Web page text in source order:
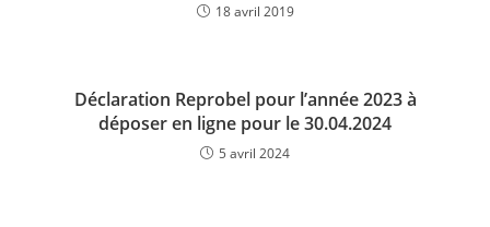
18 avril 2019
Déclaration Reprobel pour l’année 2023 à
déposer en ligne pour le 30.04.2024
5 avril 2024